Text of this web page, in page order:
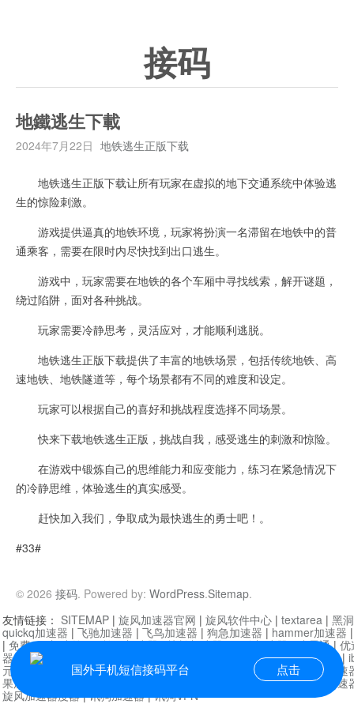
接码
地鐵逃生下載
2024年7月22日 地铁逃生正版下载
地铁逃生正版下载让所有玩家在虚拟的地下交通系统中体验逃
生的惊险刺激。
游戏提供逼真的地铁环境，玩家将扮演一名滞留在地铁中的普
通乘客，需要在限时内尽快找到出口逃生。
游戏中，玩家需要在地铁的各个车厢中寻找线索，解开谜题，
绕过陷阱，面对各种挑战。
玩家需要冷静思考，灵活应对，才能顺利逃脱。
地铁逃生正版下载提供了丰富的地铁场景，包括传统地铁、高
速地铁、地铁隧道等，每个场景都有不同的难度和设定。
玩家可以根据自己的喜好和挑战程度选择不同场景。
快来下载地铁逃生正版，挑战自我，感受逃生的刺激和惊险。
在游戏中锻炼自己的思维能力和应变能力，练习在紧急情况下
的冷静思维，体验逃生的真实感受。
赶快加入我们，争取成为最快逃生的勇士吧！。
#33#
© 2026 接码. Powered by: WordPress.Sitemap.
国外手机短信接码平台 点击
友情链接： SITEMAP | 旋风加速器官网 | 旋风软件中心 | textarea | 黑
quickq加速器 | 飞驰加速器 | 飞鸟加速器 | 狗急加速器 | hammer加速器
| 免费vqn加速外网|旋风加速器|快橙加速器|啊哈加速器|迷雾通| 优
器| 快柠檬加速器 快橙加速器|anycast加速器|
元机场加速器
|一元机场|老王加速器| | 白石山|
小牛加速
果加速器
海鸥加速器|芒果加速
旋风加速器度器|讯狗加速器|讯狗VPN